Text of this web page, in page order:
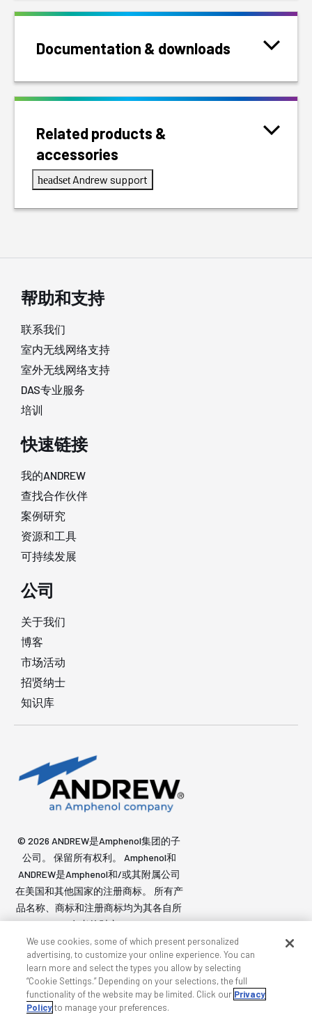
Documentation & downloads
Related products &
accessories
headset Andrew support
帮助和支持
联系我们
室内无线网络支持
室外无线网络支持
DAS专业服务
培训
快速链接
我的ANDREW
查找合作伙伴
案例研究
资源和工具
可持续发展
公司
关于我们
博客
市场活动
招贤纳士
知识库
© 2026 ANDREW是Amphenol集团的子
公司。 保留所有权利。 Amphenol和
ANDREW是Amphenol和/或其附属公司
在美国和其他国家的注册商标。 所有产
品名称、商标和注册商标均为其各自所
有者的财产。
可访问性 隐私政策和Cookie 条款 站点地图
We use cookies, some of which present personalized
advertising, to customize your online experience. You can
learn more and select the types you allow by selecting
“Cookie Settings.” Depending on your selections, the full
functionality of the website may be limited. Click our Privacy
Policyto manage your preferences.